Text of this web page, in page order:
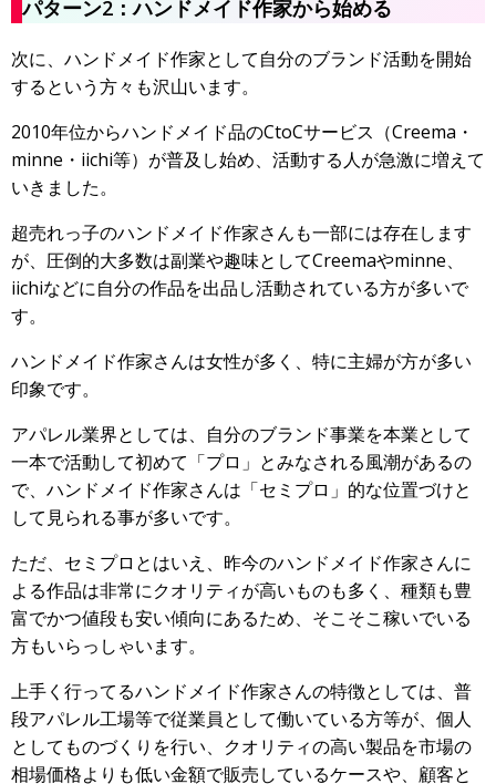
パターン2：ハンドメイド作家から始める
次に、ハンドメイド作家として自分のブランド活動を開始
するという方々も沢山います。
2010年位からハンドメイド品のCtoCサービス（Creema・
minne・iichi等）が普及し始め、活動する人が急激に増えて
いきました。
超売れっ子のハンドメイド作家さんも一部には存在します
が、圧倒的大多数は副業や趣味としてCreemaやminne、
iichiなどに自分の作品を出品し活動されている方が多いで
す。
ハンドメイド作家さんは女性が多く、特に主婦が方が多い
印象です。
アパレル業界としては、自分のブランド事業を本業として
一本で活動して初めて「プロ」とみなされる風潮があるの
で、ハンドメイド作家さんは「セミプロ」的な位置づけと
して見られる事が多いです。
ただ、セミプロとはいえ、昨今のハンドメイド作家さんに
よる作品は非常にクオリティが高いものも多く、種類も豊
富でかつ値段も安い傾向にあるため、そこそこ稼いでいる
方もいらっしゃいます。
上手く行ってるハンドメイド作家さんの特徴としては、普
段アパレル工場等で従業員として働いている方等が、個人
としてものづくりを行い、クオリティの高い製品を市場の
相場価格よりも低い金額で販売しているケースや、顧客と